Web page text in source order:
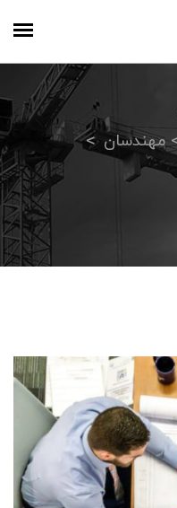
مهندسان